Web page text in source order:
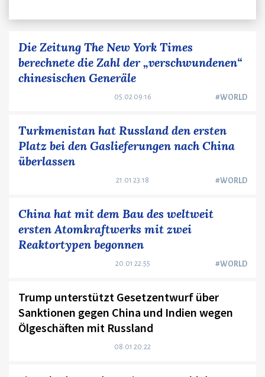
Die Zeitung The New York Times
berechnete die Zahl der „verschwundenen“
chinesischen Generäle
#WORLD
05.02 09:16
Turkmenistan hat Russland den ersten
Platz bei den Gaslieferungen nach China
überlassen
#WORLD
21.01 23:18
China hat mit dem Bau des weltweit
ersten Atomkraftwerks mit zwei
Reaktortypen begonnen
#WORLD
20.01 22:55
Trump unterstützt Gesetzentwurf über
Sanktionen gegen China und Indien wegen
Ölgeschäften mit Russland
08.01 20:22